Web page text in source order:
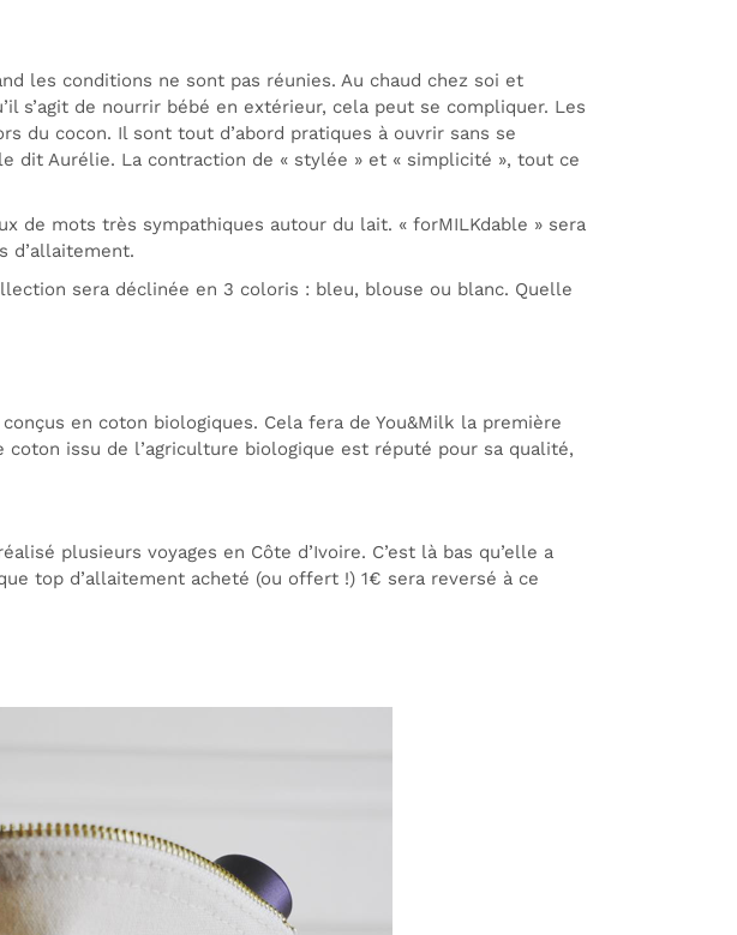
les conditions ne sont pas réunies. Au chaud chez soi et
s’agit de nourrir bébé en extérieur, cela peut se compliquer. Les
du cocon. Il sont tout d’abord pratiques à ouvrir sans se
Aurélie. La contraction de « stylée » et « simplicité », tout ce
de mots très sympathiques autour du lait. « forMILKdable » sera
d’allaitement.
sera déclinée en 3 coloris : bleu, blouse ou blanc. Quelle
en coton biologiques. Cela fera de You&Milk la première
issu de l’agriculture biologique est réputé pour sa qualité,
plusieurs voyages en Côte d’Ivoire. C’est là bas qu’elle a
top d’allaitement acheté (ou offert !) 1€ sera reversé à ce